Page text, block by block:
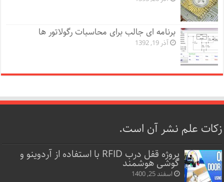
برنامه ای جالب برای محاسبات رگولاتور ها
آذر 19, 1392
زکات علم نشر آن است.
پروژه قفل‌ درب RFID با استفاده از آردوینو و
گوشی هوشمند
اسفند 25, 1400